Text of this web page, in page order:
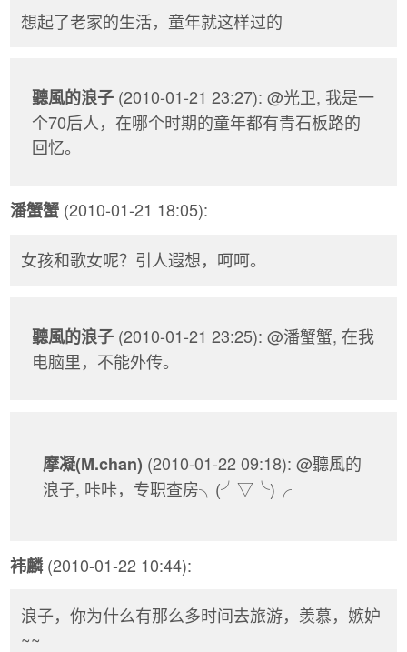
想起了老家的生活，童年就这样过的
聽風的浪子 (2010-01-21 23:27): @光卫, 我是一
个70后人，在哪个时期的童年都有青石板路的
回忆。
潘蟹蟹 (2010-01-21 18:05):
女孩和歌女呢？引人遐想，呵呵。
聽風的浪子 (2010-01-21 23:25): @潘蟹蟹, 在我
电脑里，不能外传。
摩凝(M.chan) (2010-01-22 09:18): @聽風的
浪子, 咔咔，专职查房╮(╯▽╰)╭
袆麟(2010-01-22 10:44):
浪子，你为什么有那么多时间去旅游，羡慕，嫉妒
~~